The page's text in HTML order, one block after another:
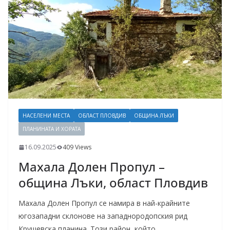
НАСЕЛЕНИ МЕСТА ОБЛАСТ ПЛОВДИВ
ОБЩИНА ЛЪКИ
ПЛАНИНАТА И ХОРАТА
16.09.2025 409 Views
Махала Долен Пропул –
община Лъки, област Пловдив
Махала Долен Пропул се намира в най-крайните
югозападни склонове на западнородопския рид